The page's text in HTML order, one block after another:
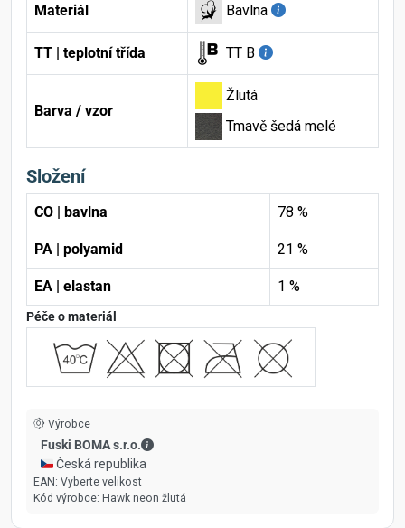
Materiál Bavlna
TT | teplotní třída TT B
Barva / vzor
Žlutá
Tmavě šedá melé
Složení
CO | bavlna 78 %
PA | polyamid 21 %
EA | elastan 1 %
Péče o materiál
Výrobce
Fuski BOMA s.r.o.
Fuski BOMA s.r.o. - Kontaktní údaje
🇨🇿 Česká republika
EAN: Vyberte velikost
Kód výrobce: Hawk neon žlutá